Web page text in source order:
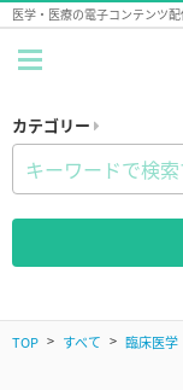
医学・医療の電子コンテンツ
カテゴリー
TOP すべて 臨床医学